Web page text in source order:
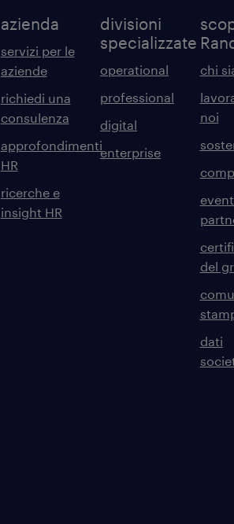
azienda
servizi per le
aziende
richiedi una
consulenza
approfondimenti
HR
ricerche e
insight HR
divisioni
specializzate
operational
professional
digital
enterprise
chi
noi
del
dati